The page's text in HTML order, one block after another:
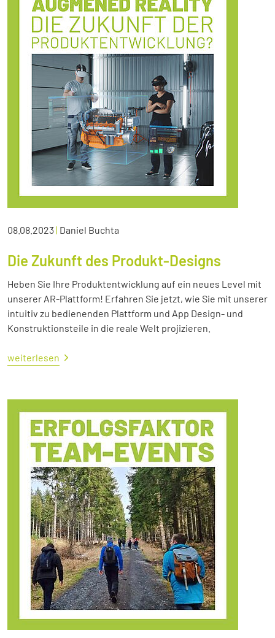
08.08.2023| Daniel Buchta
Die Zukunft des Produkt-Designs
Heben Sie Ihre Produktentwicklung auf ein neues Level mit
unserer AR-Plattform! Erfahren Sie jetzt, wie Sie mit unserer
intuitiv zu bedienenden Plattform und App Design- und
Konstruktionsteile in die reale Welt projizieren.
weiterlesen